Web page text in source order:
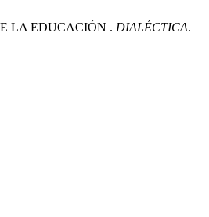
LA EDUCACIÓN . DIALÉCTICA.